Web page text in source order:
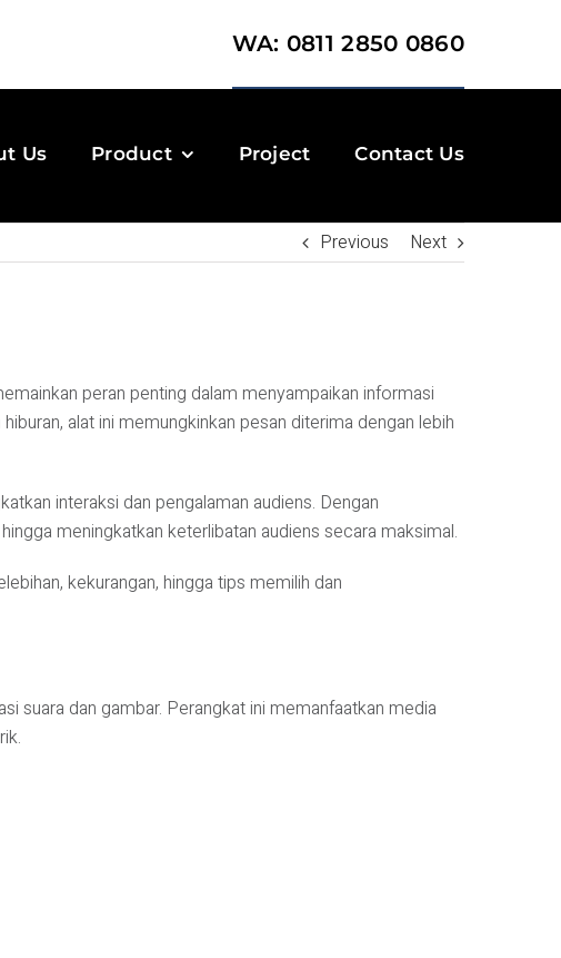
WA: 0811 2850 0860
Us Product Project Contact Us
Previous Next
peran penting dalam menyampaikan informasi
alat ini memungkinkan pesan diterima dengan lebih
interaksi dan pengalaman audiens. Dengan
meningkatkan keterlibatan audiens secara maksimal.
kekurangan, hingga tips memilih dan
suara dan gambar. Perangkat ini memanfaatkan media